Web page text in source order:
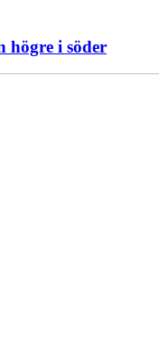
högre i söder